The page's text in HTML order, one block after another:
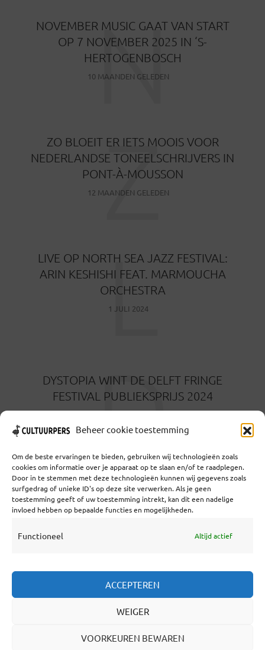
Beheer cookie toestemming
Om de beste ervaringen te bieden, gebruiken wij technologieën zoals
cookies om informatie over je apparaat op te slaan en/of te raadplegen.
Door in te stemmen met deze technologieën kunnen wij gegevens zoals
surfgedrag of unieke ID's op deze site verwerken. Als je geen
toestemming geeft of uw toestemming intrekt, kan dit een nadelige
invloed hebben op bepaalde functies en mogelijkheden.
Functioneel Altijd actief
ACCEPTEREN
WEIGER
VOORKEUREN BEWAREN
NOVEMBER MUSIC GAAT VAN START
OP 7 NOVEMBER 2025 IN ‘S-
HERTOGENBOSCH
10 MAANDEN GELEDEN
N
ZO BLOEIT ER IETS MOOIS VOOR
NEDERLANDSE TONEELSCHRIJVERS IN
PONT-À-MOUSSON
12 MAANDEN GELEDEN
Z
LIVE OP NORTH SEA JAZZ FESTIVAL:
ARIN KESHISHI FEAT. MARMOUCHA
ORCHESTRA
1 JULI 2024
L
DYSTOPIA WINT DE DELFT FRINGE
FESTIVAL PUBLIEKSPRIJS 2024
D
Coöperatief Cultureel Persbureau U.A. | Salzburg 29 |
3524KS Utrecht | KvK: 55573592 |Btw: